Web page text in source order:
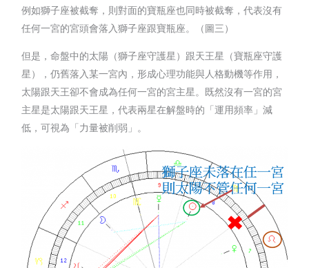
例如獅子座被截奪，則對面的寶瓶座也同時被截奪，代表沒有
任何一宮的宮頭會落入獅子座跟寶瓶座。（圖三）
但是，命盤中的太陽（獅子座守護星）跟天王星（寶瓶座守護
星），仍舊落入某一宮內，形成心理功能與人格動機等作用，
太陽跟天王卻不會成為任何一宮的宮主星。既然沒有一宮的宮
主星是太陽跟天王星，代表兩星在解盤時的「運用頻率」減
低，可視為「力量被削弱」。